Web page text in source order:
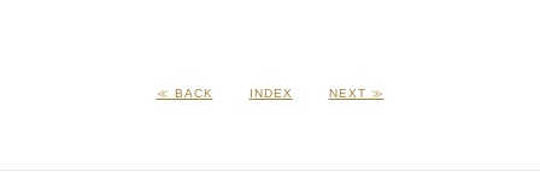
≪ BACK INDEX NEXT ≫